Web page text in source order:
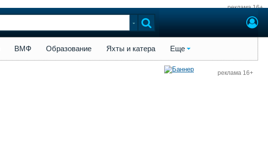
реклама 16+
ВМФ Образование Яхты и катера Еще
реклама 16+